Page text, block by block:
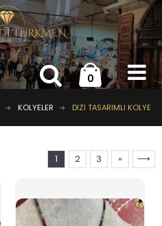
0
KOLYELER DIZI TASARIMLI KOLYE
1 2 3 » ⟶